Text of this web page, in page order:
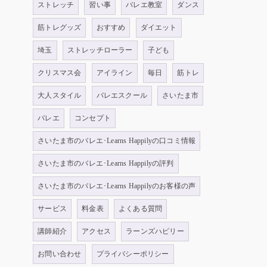
ストレッチ 習い事 バレエ教室 ダンス
筋トレグッズ おすすめ ダイエット
埼玉 ストレッチローラー 子ども
クリスマス会 アイライン 毎日 筋トレ
大人スタイル バレエスクール さいたま市
バレエ コンセプト
さいたま市のバレエ･Learns Happilyの口コミ情報
さいたま市のバレエ･Learns Happilyの評判
さいたま市のバレエ･Learns Happilyのお客様の声
サービス 料金表 よくある質問
講師紹介 アクセス ラーンズハピリー
お問い合わせ プライバシーポリシー